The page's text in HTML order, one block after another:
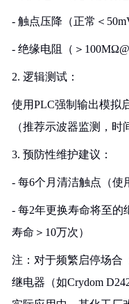
- 触点压降（正常＜
- 绝缘电阻（＞
2. 逻辑测试：
使用PLC强制输出模拟
（推荐示波器监测，时
3. 预防性维护建议：
- 每6个月清洁触点（使
- 每2年更换寿命将至的
寿命＞10万次）
注：对于频繁启停场合
继电器（如Crydom